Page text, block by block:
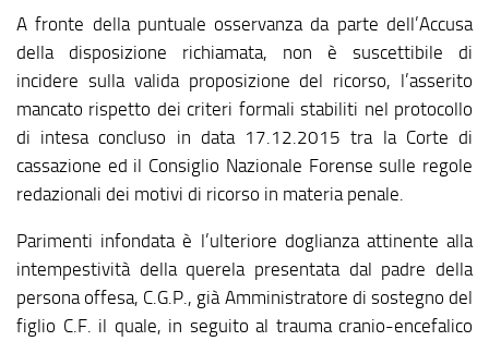
A fronte della puntuale osservanza da parte dell’Accusa
della disposizione richiamata, non è suscettibile di
incidere sulla valida proposizione del ricorso, l’asserito
mancato rispetto dei criteri formali stabiliti nel protocollo
di intesa concluso in data 17.12.2015 tra la Corte di
cassazione ed il Consiglio Nazionale Forense sulle regole
redazionali dei motivi di ricorso in materia penale.
Parimenti infondata è l’ulteriore doglianza attinente alla
intempestività della querela presentata dal padre della
persona offesa, C.G.P., già Amministratore di sostegno del
figlio C.F. il quale, in seguito al trauma cranio-encefalico